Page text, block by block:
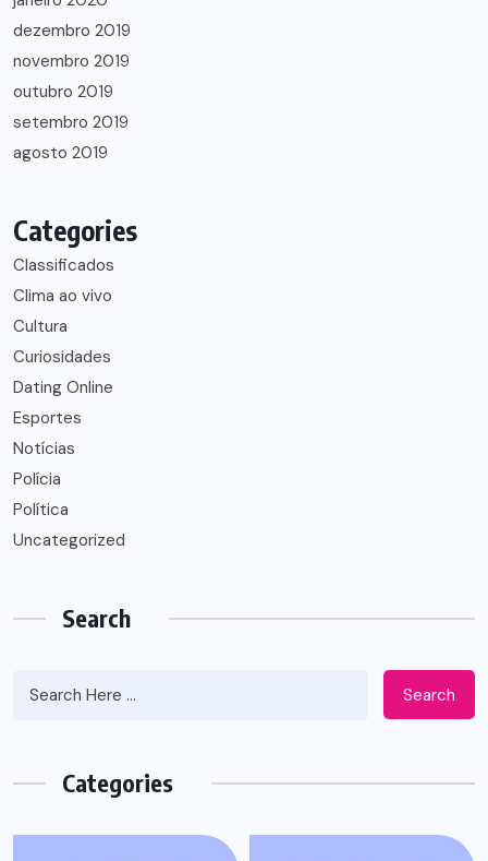
dezembro 2019
novembro 2019
outubro 2019
setembro 2019
agosto 2019
Categories
Classificados
Clima ao vivo
Cultura
Curiosidades
Dating Online
Esportes
Notícias
Polícia
Política
Uncategorized
Search
Search
Categories